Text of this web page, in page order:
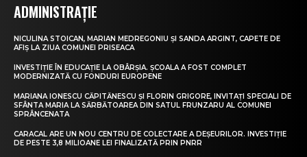
ADMINISTRAȚIE
NICULINA STOICAN, MARIAN MEDREGONIU ȘI SANDA ARGINT, CAPETE DE
AFIȘ LA ZIUA COMUNEI PRISEACA
INVESTIȚIE ÎN EDUCAȚIE LA OBÂRȘIA. ȘCOALA A FOST COMPLET
MODERNIZATĂ CU FONDURI EUROPENE
MARIANA IONESCU CĂPITĂNESCU ȘI FLORIN GRIGORE, INVITAȚI SPECIALI DE
SFÂNTA MARIA LA SĂRBĂTOAREA DIN SATUL FRUNZARU AL COMUNEI
SPRÂNCENATA
CARACAL ARE UN NOU CENTRU DE COLECTARE A DEȘEURILOR. INVESTIȚIE
DE PESTE 3,8 MILIOANE LEI FINALIZATĂ PRIN PNRR